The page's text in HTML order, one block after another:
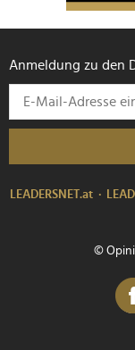
Anmeldung zu den
LEADERSNET.at
©